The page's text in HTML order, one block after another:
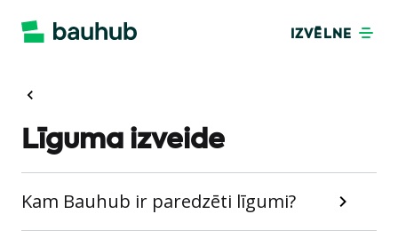
IZVĒLNE
Līguma izveide
Kam Bauhub ir paredzēti līgumi?